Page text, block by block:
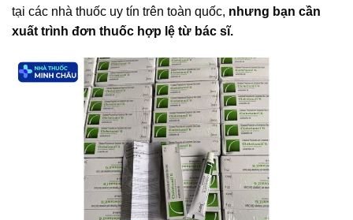
tại các nhà thuốc uy tín trên toàn quốc, nhưng bạn cần
xuất trình đơn thuốc hợp lệ từ bác sĩ.